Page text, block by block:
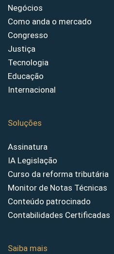
Negócios
Como anda o mercado
Congresso
Justiça
Tecnologia
Educação
Internacional
Soluções
Assinatura
IA Legislação
Curso da reforma tributária
Monitor de Notas Técnicas
Conteúdo patrocinado
Contabilidades Certificadas
Saiba mais